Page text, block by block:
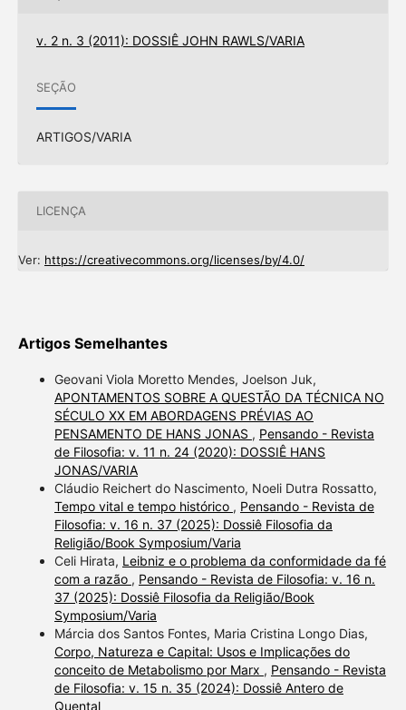
v. 2 n. 3 (2011): DOSSIÊ JOHN RAWLS/VARIA
SEÇÃO
ARTIGOS/VARIA
LICENÇA
Ver: https://creativecommons.org/licenses/by/4.0/
Artigos Semelhantes
Geovani Viola Moretto Mendes, Joelson Juk,
APONTAMENTOS SOBRE A QUESTÃO DA TÉCNICA NO
SÉCULO XX EM ABORDAGENS PRÉVIAS AO
PENSAMENTO DE HANS JONAS , Pensando - Revista
de Filosofia: v. 11 n. 24 (2020): DOSSIÊ HANS
JONAS/VARIA
Cláudio Reichert do Nascimento, Noeli Dutra Rossatto,
Tempo vital e tempo histórico , Pensando - Revista de
Filosofia: v. 16 n. 37 (2025): Dossiê Filosofia da
Religião/Book Symposium/Varia
Celi Hirata, Leibniz e o problema da conformidade da fé
com a razão , Pensando - Revista de Filosofia: v. 16 n.
37 (2025): Dossiê Filosofia da Religião/Book
Symposium/Varia
Márcia dos Santos Fontes, Maria Cristina Longo Dias,
Corpo, Natureza e Capital: Usos e Implicações do
conceito de Metabolismo por Marx , Pensando - Revista
de Filosofia: v. 15 n. 35 (2024): Dossiê Antero de
Quental